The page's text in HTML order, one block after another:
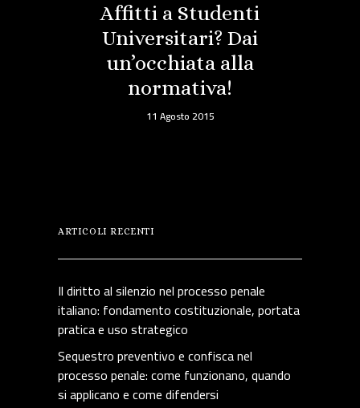
Affitti a Studenti
Universitari? Dai
un’occhiata alla
normativa!
11 Agosto 2015
ARTICOLI RECENTI
Il diritto al silenzio nel processo penale
italiano: fondamento costituzionale, portata
pratica e uso strategico
Sequestro preventivo e confisca nel
processo penale: come funzionano, quando
si applicano e come difendersi